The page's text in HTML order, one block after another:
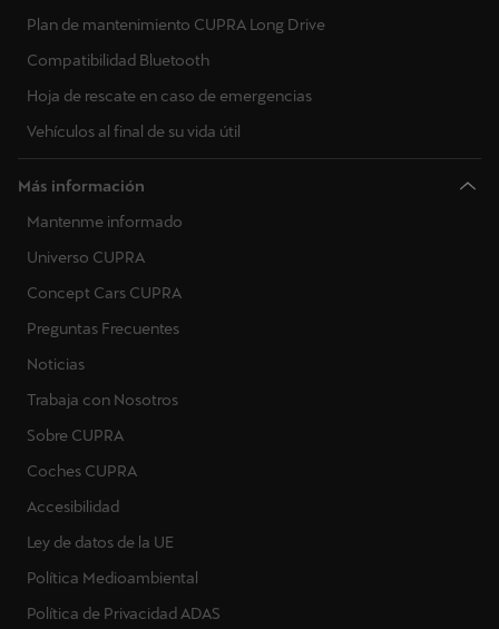
Plan de mantenimiento CUPRA Long Drive
Compatibilidad Bluetooth
Hoja de rescate en caso de emergencias
Vehículos al final de su vida útil
Más información
Mantenme informado
Universo CUPRA
Concept Cars CUPRA
Preguntas Frecuentes
Noticias
Trabaja con Nosotros
Sobre CUPRA
Coches CUPRA
Accesibilidad
Ley de datos de la UE
Política Medioambiental
Política de Privacidad ADAS